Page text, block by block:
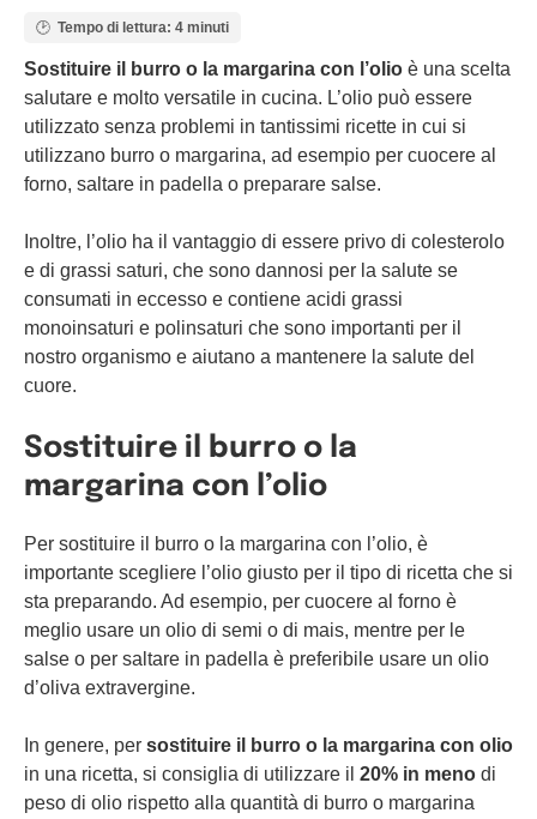
Tempo di lettura: 4 minuti
Sostituire il burro o la margarina con l’olio è una scelta
salutare e molto versatile in cucina. L’olio può essere
utilizzato senza problemi in tantissimi ricette in cui si
utilizzano burro o margarina, ad esempio per cuocere al
forno, saltare in padella o preparare salse.
Inoltre, l’olio ha il vantaggio di essere privo di colesterolo
e di grassi saturi, che sono dannosi per la salute se
consumati in eccesso e contiene acidi grassi
monoinsaturi e polinsaturi che sono importanti per il
nostro organismo e aiutano a mantenere la salute del
cuore.
Sostituire il burro o la
margarina con l’olio
Per sostituire il burro o la margarina con l’olio, è
importante scegliere l’olio giusto per il tipo di ricetta che si
sta preparando. Ad esempio, per cuocere al forno è
meglio usare un olio di semi o di mais, mentre per le
salse o per saltare in padella è preferibile usare un olio
d’oliva extravergine.
In genere, per sostituire il burro o la margarina con olio
in una ricetta, si consiglia di utilizzare il 20% in meno di
peso di olio rispetto alla quantità di burro o margarina